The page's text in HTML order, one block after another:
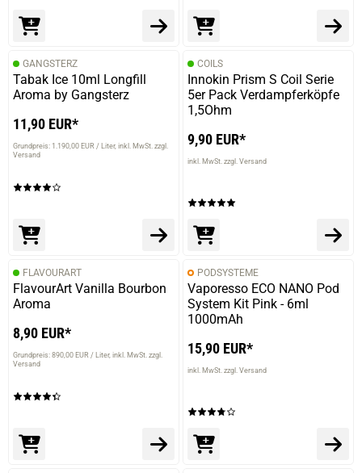
GANGSTERZ
Tabak Ice 10ml Longfill
Aroma by Gangsterz
11,90 EUR*
Grundpreis: 1.190,00 EUR / Liter inkl. MwSt. zzgl.
Versand
COILS
Innokin Prism S Coil Serie
5er Pack Verdampferköpfe
1,5Ohm
9,90 EUR*
inkl. MwSt. zzgl. Versand
FLAVOURART
FlavourArt Vanilla Bourbon
Aroma
8,90 EUR*
Grundpreis: 890,00 EUR / Liter inkl. MwSt. zzgl.
Versand
PODSYSTEME
Vaporesso ECO NANO Pod
System Kit Pink - 6ml
1000mAh
15,90 EUR*
inkl. MwSt. zzgl. Versand